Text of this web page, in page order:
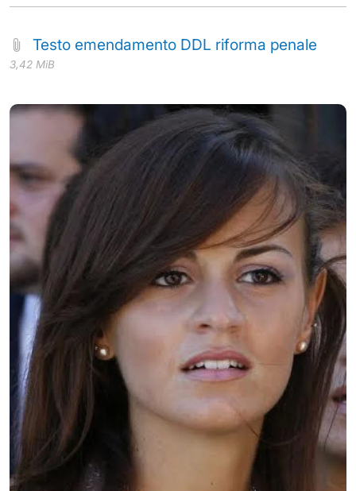
Testo emendamento DDL riforma penale
3,42 MiB